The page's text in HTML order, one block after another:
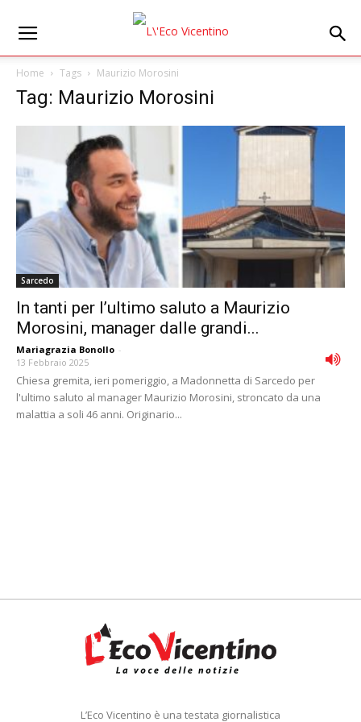
Home Tags Maurizio Morosini
Tag: Maurizio Morosini
Sarcedo
In tanti per l’ultimo saluto a Maurizio
Morosini, manager dalle grandi...
Mariagrazia Bonollo -
13 Febbraio 2025
Chiesa gremita, ieri pomeriggio, a Madonnetta di Sarcedo per
l'ultimo saluto al manager Maurizio Morosini, stroncato da una
malattia a soli 46 anni. Originario...
L’Eco Vicentino è una testata giornalistica